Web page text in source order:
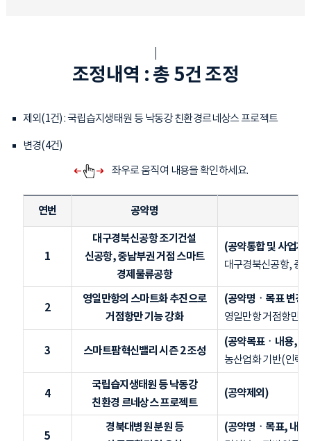
조정내역 : 총 5건 조정
제외(1건) : 국립습지생태원 등 낙동강 친환경르네상스 프로젝트
변경(4건)
좌우로 움직여 내용을 확인하세요.
연번 공약명
1
대구경북신공항 조기건설
신공항, 중남부권 거점 스마트
경제물류공항
(공약통합 및 사업계
대구경북신공항, 중
2
영일만항의 스마트화 추진으로
거점항만 기능 강화
(공약명ㆍ목표 변경)
영일만항 거점항만
3 스마트팜혁신밸리 시즌 2 조성
(공약목표ㆍ내용,예
농산업화 기반(인력,
4
국립습지생태원 등 낙동강
친환경 르네상스 프로젝트
(공약제외)
5
경북대병원 분원 등
(공약명ㆍ목표, 내용